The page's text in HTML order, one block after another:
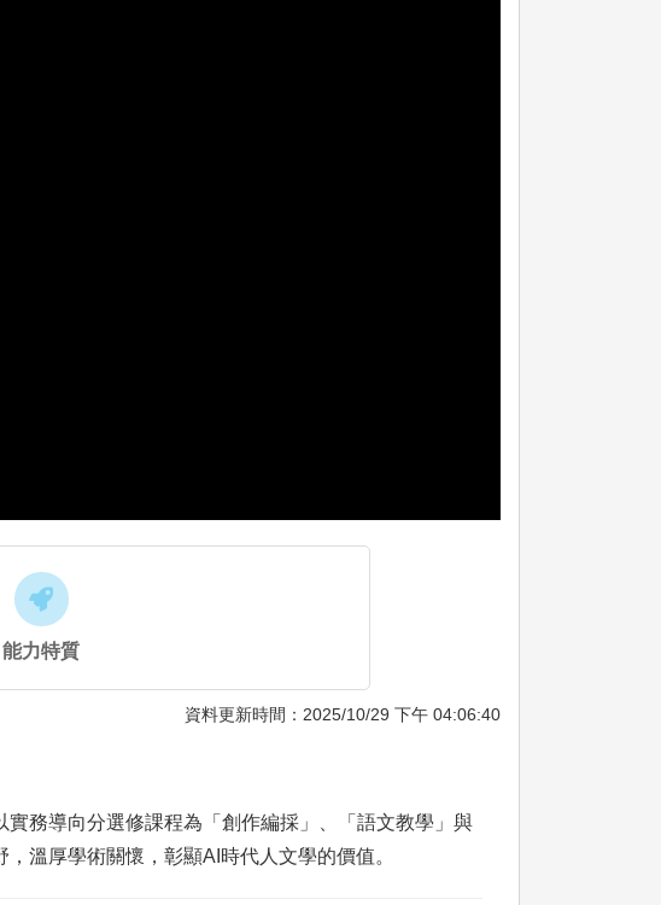
能力特質
資料更新時間：2025/10/29 下午 04:06:40
務導向分選修課程為「創作編採」、「語文教學」與
溫厚學術關懷，彰顯AI時代人文學的價值。